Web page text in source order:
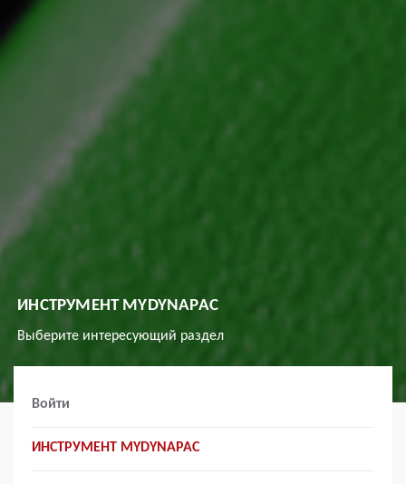
ИНСТРУМЕНТ MYDYNAPAC
Выберите интересующий раздел
Войти
ИНСТРУМЕНТ MYDYNAPAC